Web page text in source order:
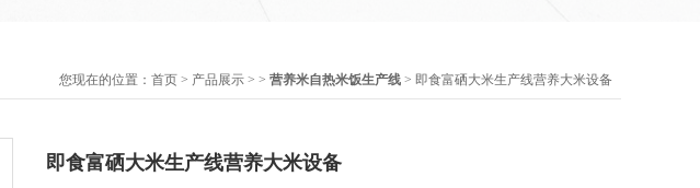
您现在的位置： 首页 > 产品展示 > > 营养米自热米饭生产线 > 即食富硒大米生产线营养大米设备
即食富硒大米生产线营养大米设备